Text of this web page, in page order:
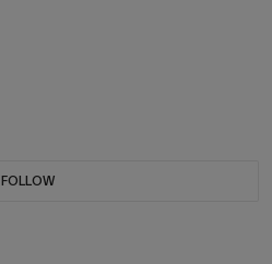
FOLLOW